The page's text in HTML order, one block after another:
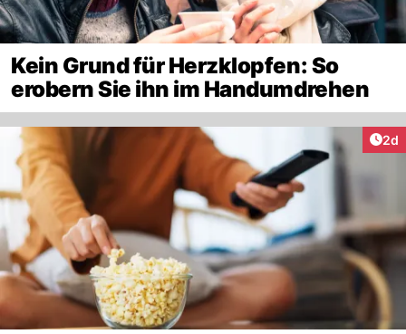
Kein Grund für Herzklopfen: So
erobern Sie ihn im Handumdrehen
2d